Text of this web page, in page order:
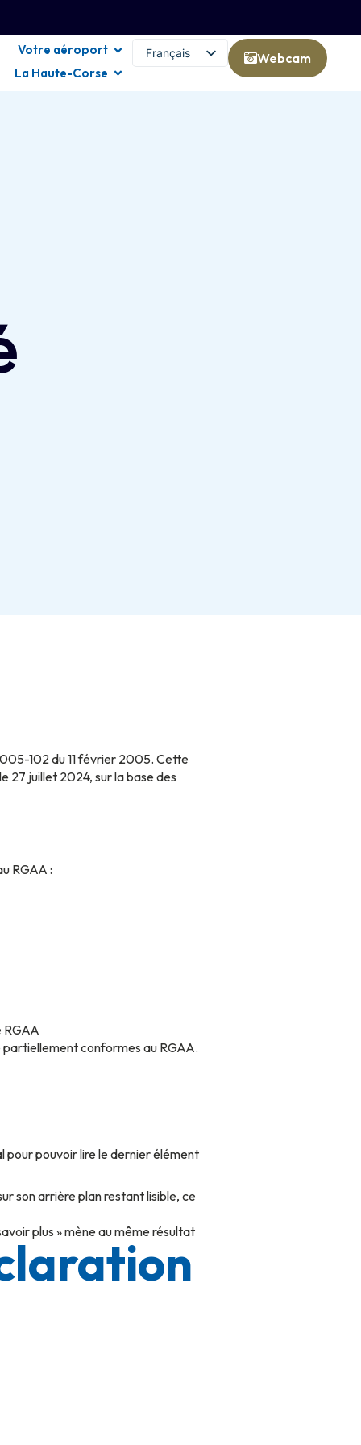
Votre aéroport
La Haute-Corse
Français
Webcam
102 du 11 février 2005. Cette
27 juillet 2024, sur la base des
RGAA :
RGAA
conformes au RGAA.
pour pouvoir lire le dernier élément
son arrière plan restant lisible, ce
plus » mène au même résultat